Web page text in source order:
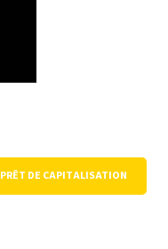
PRÊT DE CAPITALISATION